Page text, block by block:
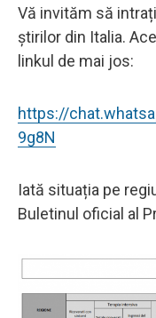
Vă invităm să
știrilor din Italia.
linkul de mai jos:
https://
9g8N
Iată situația pe
Buletinul oficial al